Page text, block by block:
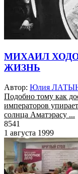
МИХАИЛ
ЖИЗНЬ
Автор: Юлия
Подобно тому как
императоров
солнца Аматэрасу ...
8541
1 августа 1999